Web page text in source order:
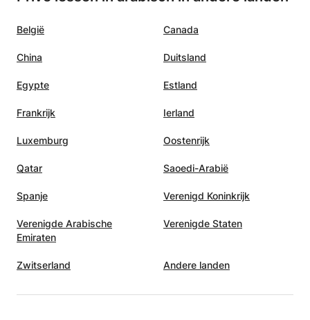
België Canada
China Duitsland
Egypte Estland
Frankrijk Ierland
Luxemburg Oostenrijk
Qatar Saoedi-Arabië
Spanje Verenigd Koninkrijk
Verenigde Arabische
Emiraten
Verenigde Staten
Zwitserland Andere landen